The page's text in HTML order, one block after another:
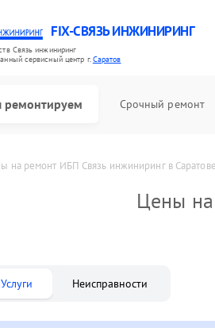
FIX-СВЯЗЬ ИНЖИНИРИНГ
Связь инжиниринг
cервисный центр г.Саратов
Срочный ремонт
на ремонт ИБП Связь инжиниринг в Саратове
Цены
Услуги Неисправности